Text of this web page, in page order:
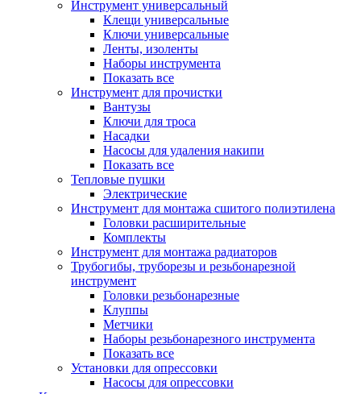
Инструмент универсальный
Клещи универсальные
Ключи универсальные
Ленты, изоленты
Наборы инструмента
Показать все
Инструмент для прочистки
Вантузы
Ключи для троса
Насадки
Насосы для удаления накипи
Показать все
Тепловые пушки
Электрические
Инструмент для монтажа сшитого полиэтилена
Головки расширительные
Комплекты
Инструмент для монтажа радиаторов
Трубогибы, труборезы и резьбонарезной
инструмент
Головки резьбонарезные
Клуппы
Метчики
Наборы резьбонарезного инструмента
Показать все
Установки для опрессовки
Насосы для опрессовки